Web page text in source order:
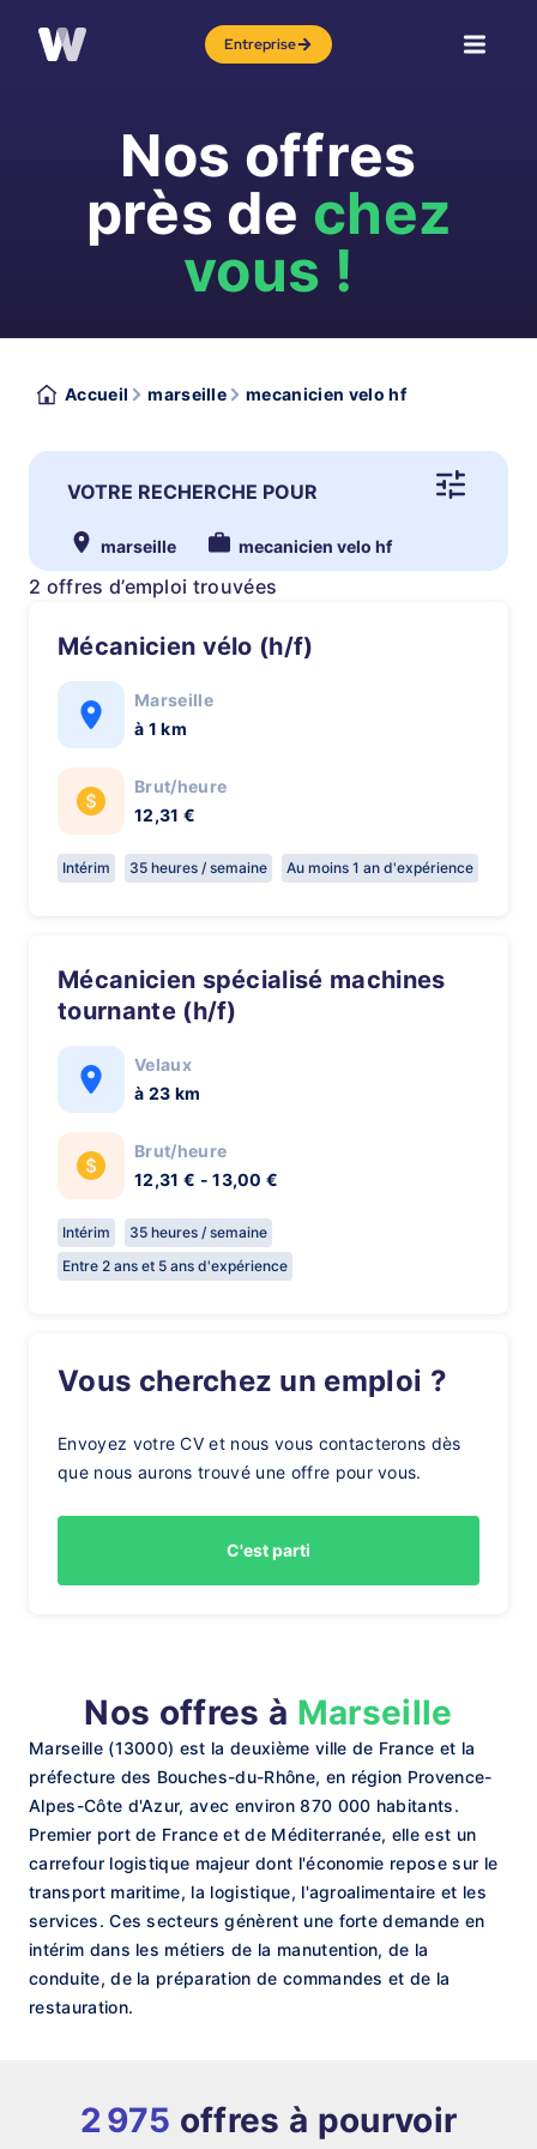
Entreprise
Nos offres
près de chez
vous !
Accueil marseille mecanicien velo hf
VOTRE RECHERCHE POUR
marseille mecanicien velo hf
2 offres d’emploi trouvées
Mécanicien vélo (h/f)
Marseille
à 1 km
Brut/heure
12,31 €
Intérim 35 heures / semaine Au moins 1 an d'expérience
Mécanicien spécialisé machines
tournante (h/f)
Velaux
à 23 km
Brut/heure
12,31 € - 13,00 €
Intérim
35 heures / semaine
Entre 2 ans et 5 ans d'expérience
Vous cherchez un emploi ?
Envoyez votre CV et nous vous contacterons dès
que nous aurons trouvé une offre pour vous.
C'est parti
Nos offres à Marseille
Marseille (13000) est la deuxième ville de France et la
préfecture des Bouches-du-Rhône, en région Provence-
Alpes-Côte d'Azur, avec environ 870 000 habitants.
Premier port de France et de Méditerranée, elle est un
carrefour logistique majeur dont l'économie repose sur le
transport maritime, la logistique, l'agroalimentaire et les
services. Ces secteurs génèrent une forte demande en
intérim dans les métiers de la manutention, de la
conduite, de la préparation de commandes et de la
restauration.
2 975 offres à pourvoir